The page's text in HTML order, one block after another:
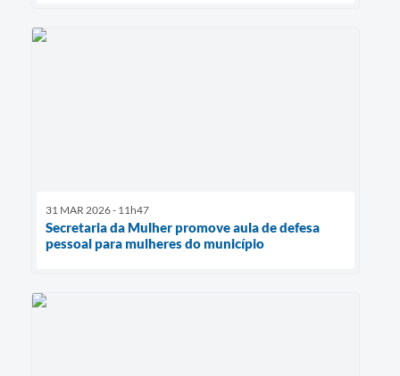
31 MAR 2026 - 11h47
Secretaria da Mulher promove aula de defesa
pessoal para mulheres do município